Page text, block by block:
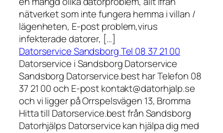
nätverket som inte fungera hemma i villan /
lägenheten, E-post problem,virus
infekterade datorer, […]
Datorservice Sandsborg Tel 08 37 21 00
Datorservice i Sandsborg Datorservice
Sandsborg Datorservice.best har Telefon 08
37 21 00 och E-post kontakt@datorhjalp.se
och vi ligger på Orrspelsvägen 13, Bromma
Hitta till Datorservice.best från Sandsborg
Datorhjälps Datorservice kan hjälpa dig med